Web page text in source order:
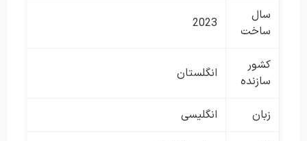
سال
ساخت
2023
کشور
سازنده
انگلستان
زبان انگلیسی